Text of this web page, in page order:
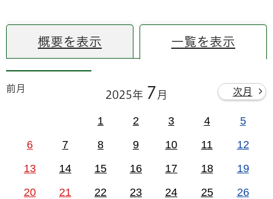
概要を表示 一覧を表示
前月
2025年 7 月 次月
1 2 3 4
5
6
7 8 9 10 11
12
13
14 15 16 17 18
19
20
21 22 23 24 25
26